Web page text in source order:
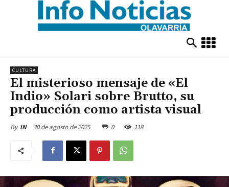
CULTURA
El misterioso mensaje de «El
Indio» Solari sobre Brutto, su
producción como artista visual
By IN 30 de agosto de 2025 0 118